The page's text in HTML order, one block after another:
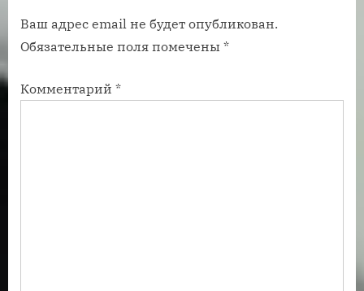
и
с
:
п
и
ь
Ваш адрес email не будет опубликован.
Обязательные поля помечены *
Комментарий *